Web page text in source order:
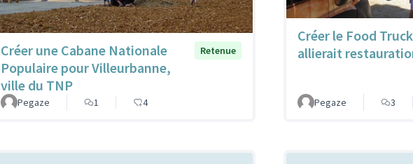
Créer une Cabane Nationale
Populaire pour Villeurbanne,
ville du TNP
Retenue
Pegaze 1 4
Créer le Food
allierait
Pegaze 3